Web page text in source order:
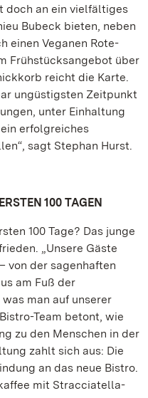
doch an ein vielfältiges
Bubeck bieten, neben
einen Veganen Rote-
Frühstücksangebot über
reicht die Karte.
ungüstigsten Zeitpunkt
unter Einhaltung
erfolgreiches
sagt Stephan Hurst.
100 TAGEN
100 Tage? Das junge
„Unsere Gäste
von der sagenhaften
am Fuß der
man auf unserer
Team betont, wie
zu den Menschen in der
zahlt sich aus: Die
an das neue Bistro.
mit Stracciatella-